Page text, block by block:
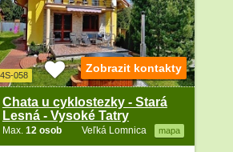
4S-058
Chata u cyklostezky - Stará
Lesná - Vysoké Tatry
Veľká Lomnica mapa
Max. 12 osob
Zobrazit kontakty